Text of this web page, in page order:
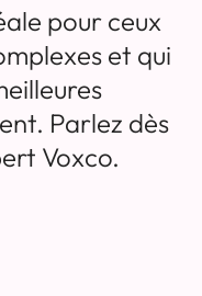
pour ceux
et qui
Parlez dès
Voxco.